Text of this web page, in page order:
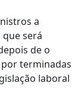
a
será
de o
terminadas
laboral